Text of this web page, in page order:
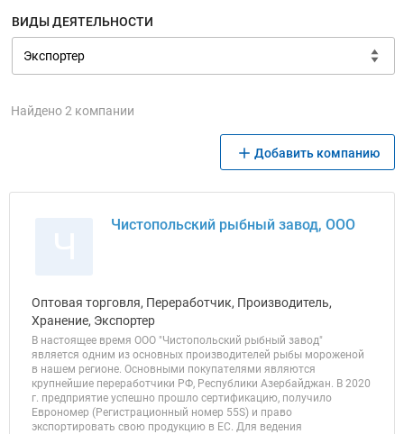
ВИДЫ ДЕЯТЕЛЬНОСТИ
Найдено 2 компании
Добавить компанию
Чистопольский рыбный завод, ООО
Оптовая торговля, Переработчик, Производитель,
Хранение, Экспортер
В настоящее время ООО "Чистопольский рыбный завод"
является одним из основных производителей рыбы мороженой
в нашем регионе. Основными покупателями являются
крупнейшие переработчики РФ, Республики Азербайджан. В 2020
г. предприятие успешно прошло сертификацию, получило
Еврономер (Регистрационный номер 55S) и право
экспортировать свою продукцию в ЕС. Для ведения